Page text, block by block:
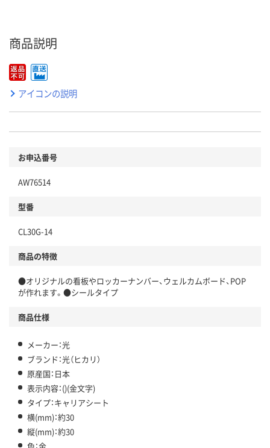
商品説明
アイコンの説明
お申込番号
AW76514
型番
CL30G-14
商品の特徴
●オリジナルの看板やロッカーナンバー、ウェルカムボード、POP
が作れます。●シールタイプ
商品仕様
メーカー：光
ブランド：光（ヒカリ）
原産国：日本
表示内容：()(金文字)
タイプ：キャリアシート
横(mm)：約30
縦(mm)：約30
色：金